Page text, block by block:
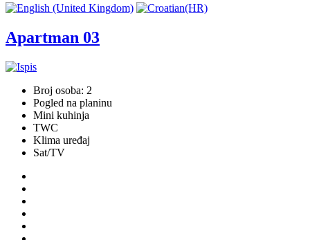
Apartman 03
Broj osoba: 2
Pogled na planinu
Mini kuhinja
TWC
Klima uređaj
Sat/TV